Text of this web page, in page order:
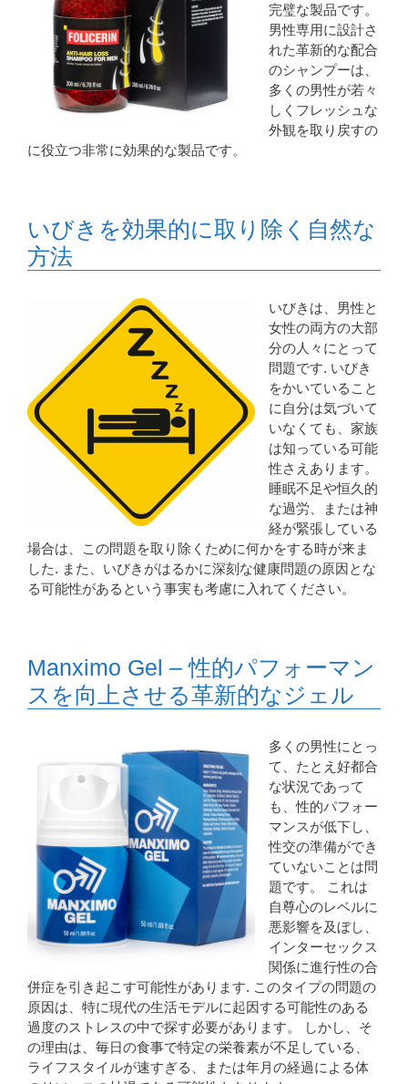
完璧な製品です。
男性専用に設計さ
れた革新的な配合
のシャンプーは、
多くの男性が若々
しくフレッシュな
外観を取り戻すの
に役立つ非常に効果的な製品です。
いびきを効果的に取り除く自然な
方法
いびきは、男性と
女性の両方の大部
分の人々にとって
問題です. いびき
をかいていること
に自分は気づいて
いなくても、家族
は知っている可能
性さえあります。
睡眠不足や恒久的
な過労、または神
経が緊張している
場合は、この問題を取り除くために何かをする時が来ま
した. また、いびきがはるかに深刻な健康問題の原因とな
る可能性があるという事実も考慮に入れてください。
Manximo Gel – 性的パフォーマン
スを向上させる革新的なジェル
多くの男性にとっ
て、たとえ好都合
な状況であって
も、性的パフォー
マンスが低下し、
性交の準備ができ
ていないことは問
題です。 これは
自尊心のレベルに
悪影響を及ぼし、
インターセックス
関係に進行性の合
併症を引き起こす可能性があります. このタイプの問題の
原因は、特に現代の生活モデルに起因する可能性のある
過度のストレスの中で探す必要があります。 しかし、そ
の理由は、毎日の食事で特定の栄養素が不足している、
ライフスタイルが速すぎる、または年月の経過による体